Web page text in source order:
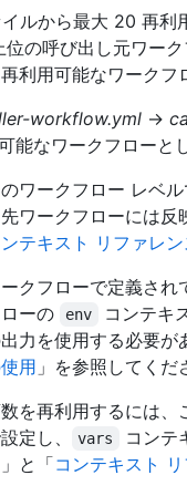
ルから最大 20 再
の呼び出し元ワー
利用可能なワーク
workflow.yml →
能なワークフローと
ワークフロー レベ
ワークフローには
テキスト リファレ
クフローで定義さ
ーの
env
コンテキ
力を使用する必要
用 」を参照してくだ
を再利用するには
定し、
vars
コンテ
」と「コンテキスト